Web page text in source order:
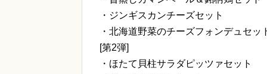
・ジンギスカンチーズセット
・北海道野菜のチーズフォンデュセッ
[第2弾]
・ほたて貝柱サラダピッツァセット